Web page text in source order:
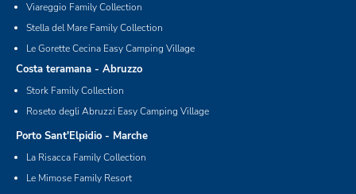
Viareggio Family Collection
Stella del Mare Family Collection
Le Gorette Cecina Easy Camping Village
Costa teramana - Abruzzo
Stork Family Collection
Roseto degli Abruzzi Easy Camping Village
Porto Sant'Elpidio - Marche
La Risacca Family Collection
Le Mimose Family Resort